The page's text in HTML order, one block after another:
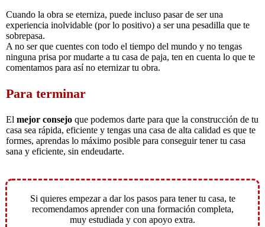
Cuando la obra se eterniza, puede incluso pasar de ser una
experiencia inolvidable (por lo positivo) a ser una pesadilla que te
sobrepasa.
A no ser que cuentes con todo el tiempo del mundo y no tengas
ninguna prisa por mudarte a tu casa de paja, ten en cuenta lo que te
comentamos para así no eternizar tu obra.
Para terminar
El mejor consejo que podemos darte para que la construcción de tu
casa sea rápida, eficiente y tengas una casa de alta calidad es que te
formes, aprendas lo máximo posible para conseguir tener tu casa
sana y eficiente, sin endeudarte.
Si quieres empezar a dar los pasos para tener tu casa, te
recomendamos aprender con una formación completa,
muy estudiada y con apoyo extra.